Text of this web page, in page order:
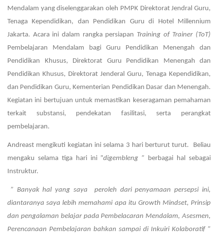
Mendalam yang diselenggarakan oleh PMPK Direktorat Jendral Guru,
Tenaga Kependidikan, dan Pendidikan Guru di Hotel Millennium
Jakarta. Acara ini dalam rangka persiapan Training of Trainer (ToT)
Pembelajaran Mendalam bagi Guru Pendidikan Menengah dan
Pendidikan Khusus, Direktorat Guru Pendidikan Menengah dan
Pendidikan Khusus, Direktorat Jenderal Guru, Tenaga Kependidikan,
dan Pendidikan Guru, Kementerian Pendidikan Dasar dan Menengah.
Kegiatan ini bertujuan untuk memastikan keseragaman pemahaman
terkait substansi, pendekatan fasilitasi, serta perangkat
pembelajaran.
Andreast mengikuti kegiatan ini selama 3 hari berturut turut. Beliau
mengaku selama tiga hari ini ”digembleng ” berbagai hal sebagai
Instruktur.
” Banyak hal yang saya peroleh dari penyamaan persepsi ini,
diantaranya saya lebih memahami apa itu Growth Mindset, Prinsip
dan pengalaman belajar pada Pembelacaran Mendalam, Asesmen,
Perencanaan Pembelajaran bahkan sampai di Inkuiri Kolaboratif ”